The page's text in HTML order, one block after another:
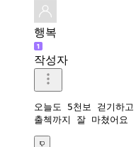
행복
작성자
오늘도 5천보 걷기하고
출첵까지 잘 마쳤어요